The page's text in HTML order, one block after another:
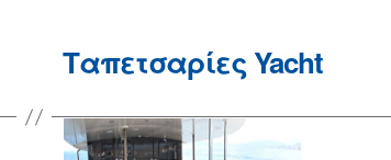
Ταπετσαρίες Yacht